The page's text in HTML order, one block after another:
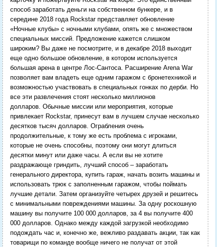
способ заработать деньги на собственном бункере, и в
середине 2018 года Rockstar представляет обновление
«Ночные клубы» с ночными клубами, опять же с множеством
специальных миссий. Предложение кажется слишком
широким? Вы даже не посмотрите, и в декабре 2018 выходит
еще одно большое обновление, в котором используется
большая арена в центре Лос-Сантоса. Расширение Arena War
позволяет вам владеть еще одним гаражом с бронетехникой и
возможностью участвовать в специальных гонках по дерби. Но
все эти развлечения стоят несколько миллионов
долларов. Обычные миссии или мероприятия, которые
привлекает Rockstar, принесут вам в лучшем случае несколько
десятков тысяч долларов. Ограбления очень
продолжительные, к тому же есть проблема с игроками,
которые не очень способны, поэтому они могут длиться
десятки минут или даже часы. А если вы не хотите
раздражающе гриндить, лучший способ – заработать
генерального директора, купить гараж, начать возить машины и
использовать трюк с заполненным гаражом, чтобы поймать
лучшие детали. Затем организуйте четырех друзей и решитесь
с минимальными повреждениями машины. За одну роскошную
машину вы получите 100 000 долларов, за 4 вы получите 400
000 долларов. Однако между каждой загрузкой необходимо
подождать час и, конечно же, вежливо раздавать акции, так как
товарищи по команде вообще ничего не получат от этой